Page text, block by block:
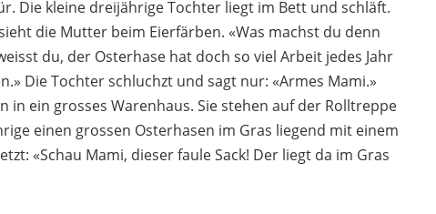
Die kleine dreijährige Tochter liegt im Bett und schläft.
die Mutter beim Eierfärben. «Was machst du denn
du, der Osterhase hat doch so viel Arbeit jedes Jahr
Die Tochter schluchzt und sagt nur: «Armes Mami.»
in ein grosses Warenhaus. Sie stehen auf der Rolltreppe
einen grossen Osterhasen im Gras liegend mit einem
«Schau Mami, dieser faule Sack! Der liegt da im Gras